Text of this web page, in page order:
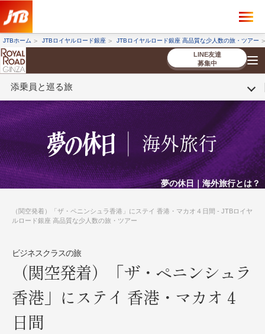
JTBホーム JTBロイヤルロード銀座 JTBロイヤルロード銀座 高品質な少人数の旅・ツアー
LINE友達
募集中
添乗員と巡る旅
TOPNEW 厳選ツアー
ツアーを探す
海外ツアー
国内ツアー
特集
スタッフブログ
デジタルパンフレット
お客様へのご案内
コンシェルジ
ュ紹介
お申し込み
の流れ
法人企業・自治体のみ
なさまへ
条件から探す
条件から探す
キーワード
条件から探す
条件から探す
キーワード 夢の休日｜海外旅行とは？
（関空発着）「ザ・ペニンシュラ香港」にステイ 香港・マカオ４日間 - JTBロイヤ
ルロード銀座 高品質な少人数の旅・ツアー
ビジネスクラスの旅
（関空発着）「ザ・ペニンシュラ
香港」にステイ 香港・マカオ４
日間
ツアーを探す ×
海外ツアー 国内ツアー